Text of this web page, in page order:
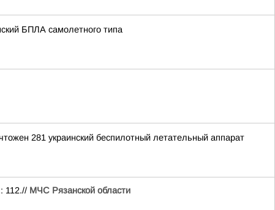
БПЛА самолетного типа
281 украинский беспилотный летательный аппарат
112.// МЧС Рязанской области